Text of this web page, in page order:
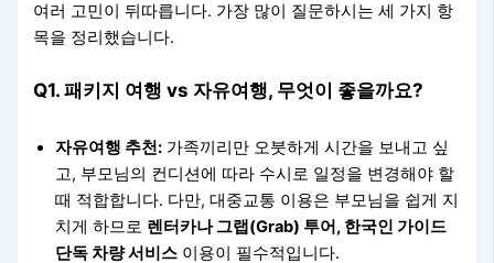
여러 고민이 뒤따릅니다. 가장 많이 질문하시는 세 가지 항
목을 정리했습니다.
Q1. 패키지 여행 vs 자유여행, 무엇이 좋을까요?
자유여행 추천: 가족끼리만 오붓하게 시간을 보내고 싶
고, 부모님의 컨디션에 따라 수시로 일정을 변경해야 할
때 적합합니다. 다만, 대중교통 이용은 부모님을 쉽게 지
치게 하므로 렌터카나 그랩(Grab) 투어, 한국인 가이드
단독 차량 서비스 이용이 필수적입니다.